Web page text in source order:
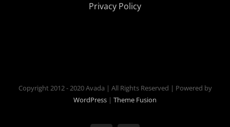
Privacy Policy
Copyright 2012 - 2020 Avada | All Rights Reserved | Powered by
WordPress | Theme Fusion